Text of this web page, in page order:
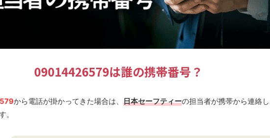
09014426579は誰の携帯番号？
から電話が掛かってきた場合は、 日本セーフティーの担当者が携帯から連絡し
。